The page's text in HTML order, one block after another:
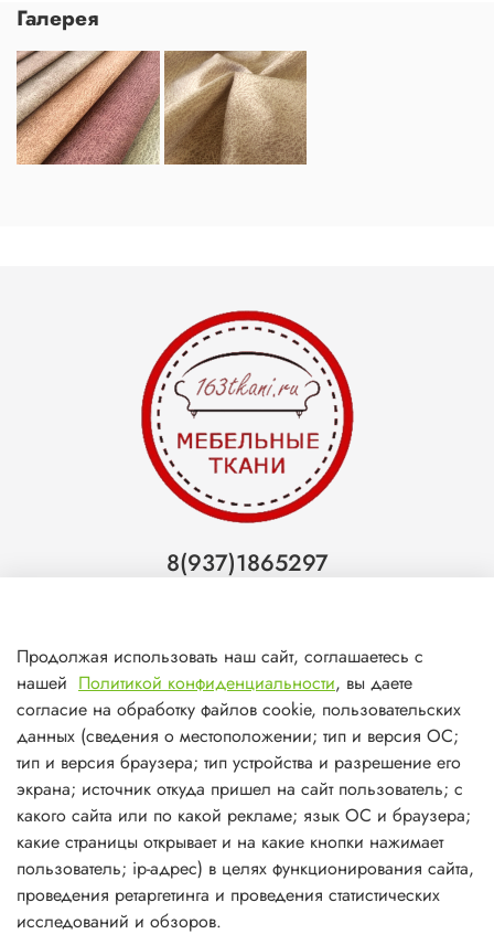
Галерея
О магазине
8(937)1865297
Самара (ТЦ МегаМебель)
8(927)7360008
Самара (ст.м. Победа)
Продолжая использовать наш сайт, соглашаетесь с
нашей Политикой конфиденциальности, вы даете
согласие на обработку файлов cookie, пользовательских
данных (сведения о местоположении; тип и версия ОС;
тип и версия браузера; тип устройства и разрешение его
экрана; источник откуда пришел на сайт пользователь; с
какого сайта или по какой рекламе; язык ОС и браузера;
какие страницы открывает и на какие кнопки нажимает
пользователь; ip-адрес) в целях функционирования сайта,
проведения ретаргетинга и проведения статистических
исследований и обзоров.